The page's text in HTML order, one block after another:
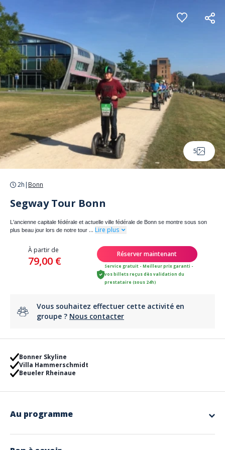
Panneau de gestion des cookies
5
2h | Bonn
Segway Tour Bonn
L'ancienne capitale fédérale et actuelle ville fédérale de Bonn se montre sous son
plus beau jour lors de notre tour ... Lire plus
À partir de
79,00 €
Réserver maintenant
Service gratuit - Meilleur prix garanti -
vos billets reçus dès validation du
prestataire (sous 24h)
Vous souhaitez effectuer cette activité en
groupe ? Nous contacter
Bonner Skyline
Villa Hammerschmidt
Beueler Rheinaue
Au programme
sous son plus beau jour lors de notre tour en Segway de deux heures.